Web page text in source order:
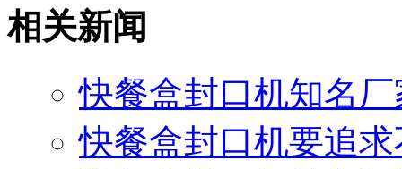
相关新闻
快餐盒封口机知名
快餐盒封口机要追